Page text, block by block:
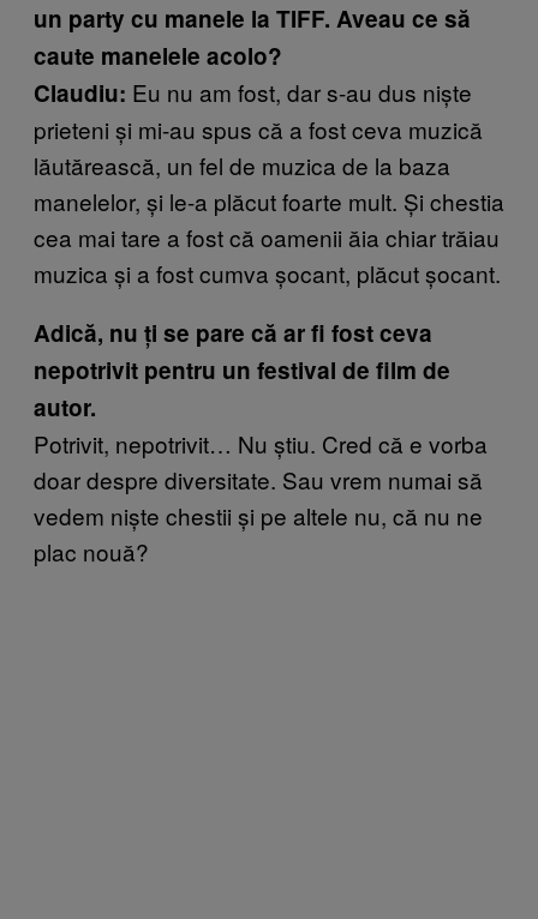
un party cu manele la TIFF. Aveau ce să
caute manelele acolo?
Claudiu: Eu nu am fost, dar s-au dus niște
prieteni și mi-au spus că a fost ceva muzică
lăutărească, un fel de muzica de la baza
manelelor, și le-a plăcut foarte mult. Și chestia
cea mai tare a fost că oamenii ăia chiar trăiau
muzica și a fost cumva șocant, plăcut șocant.
Adică, nu ți se pare că ar fi fost ceva
nepotrivit pentru un festival de film de
autor.
Potrivit, nepotrivit… Nu știu. Cred că e vorba
doar despre diversitate. Sau vrem numai să
vedem niște chestii și pe altele nu, că nu ne
plac nouă?